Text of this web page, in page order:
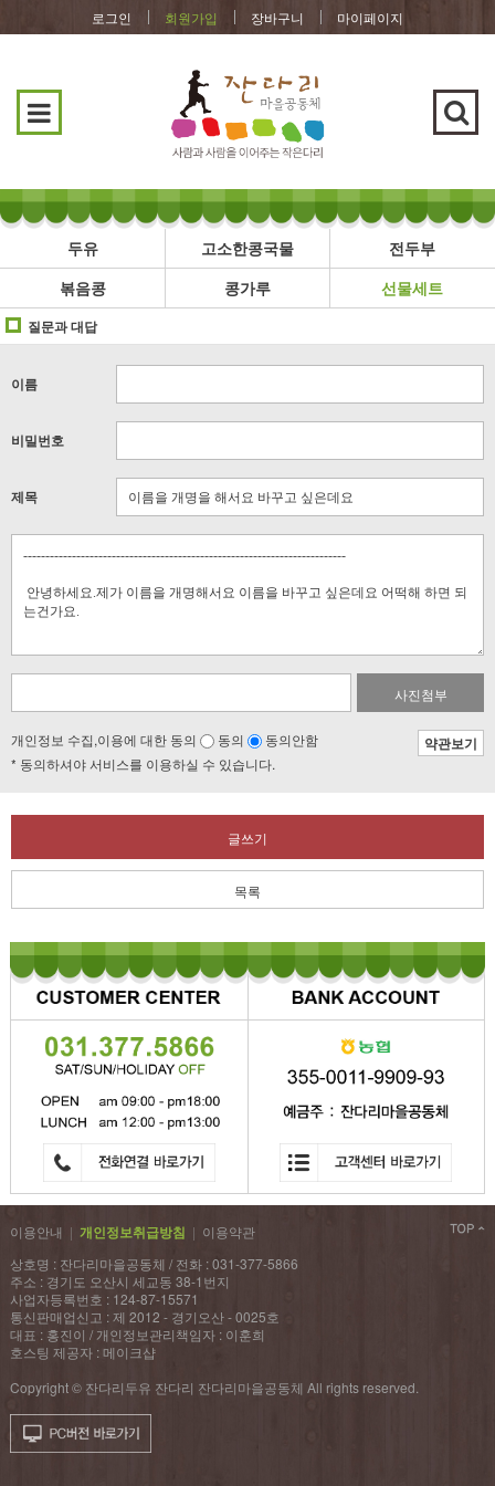
로그인 회원가입 장바구니 마이페이지
두유 고소한콩국물
전두부
볶음콩
콩가루 선물세트
질문과 대답
이름
비밀번호
제목
사진첨부
개인정보 수집,이용에 대한 동의 동의 동의안함 약관보기
* 동의하셔야 서비스를 이용하실 수 있습니다.
글쓰기
목록
이용안내 | 개인정보취급방침 | 이용약관
상호명 : 잔다리마을공동체 / 전화 : 031-377-5866
주소 : 경기도 오산시 세교동 38-1번지
사업자등록번호 : 124-87-15571
통신판매업신고 : 제 2012 - 경기오산 - 0025호
대표 : 홍진이 / 개인정보관리책임자 : 이훈희
호스팅 제공자 : 메이크샵
Copyright © 잔다리두유 잔다리 잔다리마을공동체 All rights reserved.